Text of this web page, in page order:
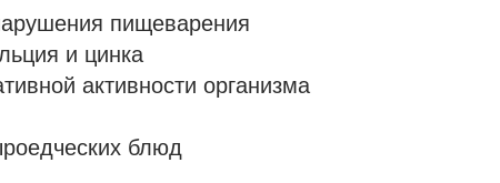
пищеварения
и цинка
активности организма
блюд